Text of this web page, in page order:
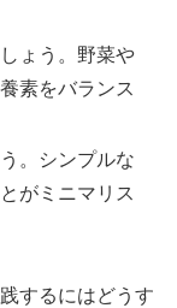
ょう。野菜や
素をバランス
。シンプルな
がミニマリス
するにはどうす